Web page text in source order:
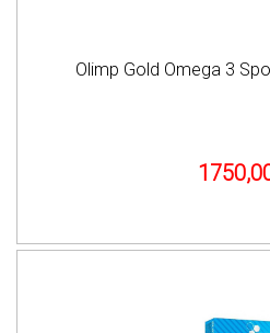
Olimp Gold Omega 3